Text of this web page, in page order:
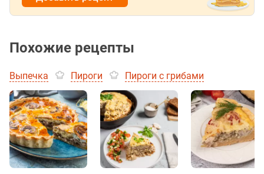
Похожие рецепты
Выпечка Пироги Пироги с грибами